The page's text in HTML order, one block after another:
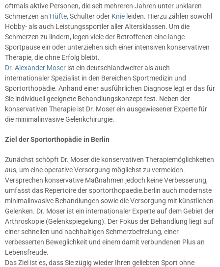
oftmals aktive Personen, die seit mehreren Jahren unter unklaren
Schmerzen an Hüfte, Schulter oder Knie leiden. Hierzu zählen sowohl
Hobby- als auch Leistungssportler aller Altersklassen. Um die
Schmerzen zu lindern, legen viele der Betroffenen eine lange
Sportpause ein oder unterziehen sich einer intensiven konservativen
Therapie, die ohne Erfolg bleibt.
Dr. Alexander Moser ist ein deutschlandweiter als auch
internationaler Spezialist in den Bereichen Sportmedizin und
Sportorthopädie. Anhand einer ausführlichen Diagnose legt er das für
Sie individuell geeignete Behandlungskonzept fest. Neben der
konservativen Therapie ist Dr. Moser ein ausgewiesener Experte für
die minimalinvasive Gelenkchirurgie.
Ziel der Sportorthopädie in Berlin
Zunächst schöpft Dr. Moser die konservativen Therapiemöglichkeiten
aus, um eine operative Versorgung möglichst zu vermeiden.
Versprechen konservative Maßnahmen jedoch keine Verbesserung,
umfasst das Repertoire der sportorthopaedie.berlin auch modernste
minimalinvasive Behandlungen sowie die Versorgung mit künstlichen
Gelenken. Dr. Moser ist ein internationaler Experte auf dem Gebiet der
Arthroskopie (Gelenkspiegelung). Der Fokus der Behandlung liegt auf
einer schnellen und nachhaltigen Schmerzbefreiung, einer
verbesserten Beweglichkeit und einem damit verbundenen Plus an
Lebensfreude.
Das Ziel ist es, dass Sie zügig wieder Ihren geliebten Sport ohne